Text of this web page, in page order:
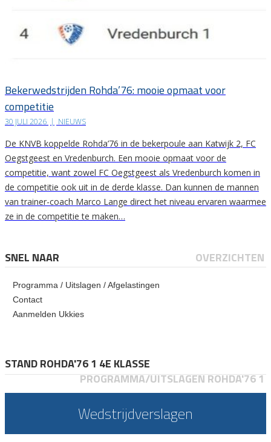
Bekerwedstrijden Rohda’76: mooie opmaat voor
competitie
30 JULI 2026 | NIEUWS
De KNVB koppelde Rohda’76 in de bekerpoule aan Katwijk 2, FC
Oegstgeest en Vredenburch. Een mooie opmaat voor de
competitie, want zowel FC Oegstgeest als Vredenburch komen in
de competitie ook uit in de derde klasse. Dan kunnen de mannen
van trainer-coach Marco Lange direct het niveau ervaren waarmee
ze in de competitie te maken…
SNEL NAAR OVERZICHTEN
Programma / Uitslagen / Afgelastingen
Contact
Aanmelden Ukkies
STAND ROHDA'76 1 4E KLASSE
PROGRAMMA/UITSLAGEN ROHDA'76 1
Wedstrijdverslagen